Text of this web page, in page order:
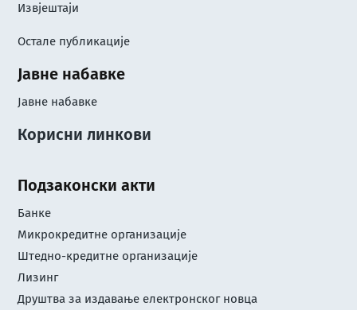
Извјештаји
Остале публикације
Јавне набавке
Јавне набавке
Корисни линкови
Подзаконски акти
Банке
Микрокредитне организације
Штедно-кредитне организације
Лизинг
Друштва за издавање електронског новца